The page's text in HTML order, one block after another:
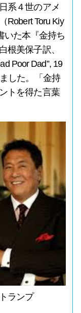
系４世のアメ
Robert Toru Kiy
いた本『金持ち
根美保子訳、
Poor Dad”, 19
した。「金持
トを得た言葉
ランプ